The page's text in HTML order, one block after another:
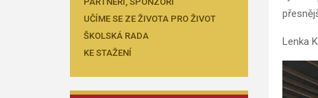
UČÍME SE ZE ŽIVOTA PRO ŽIVOT
ŠKOLSKÁ RADA
KE STAŽENÍ
Lenka